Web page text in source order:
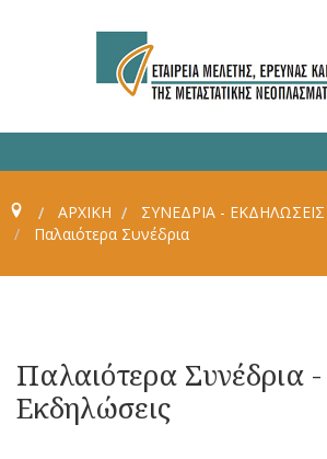
ΑΡΧΙΚΗ
ΣΥΝΈΔΡΙΑ - ΕΚΔΗΛΏΣΕΙΣ
Παλαιότερα Συνέδρια
Παλαιότερα Συνέδρια -
Εκδηλώσεις